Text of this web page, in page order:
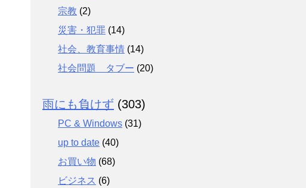
宗教 (2)
災害・犯罪 (14)
社会、教育事情 (14)
社会問題 タブー (20)
雨にも負けず (303)
PC & Windows (31)
up to date (40)
お買い物 (68)
ビジネス (6)